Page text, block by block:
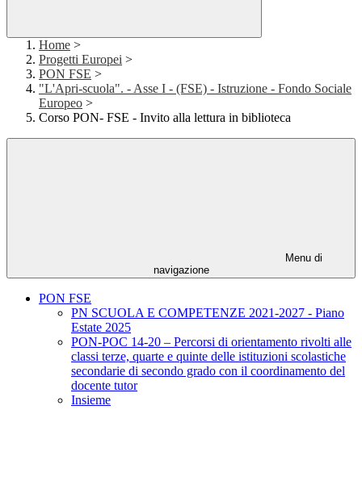
Home >
Progetti Europei >
PON FSE >
"L'Apri-scuola". - Asse I - (FSE) - Istruzione - Fondo Sociale
Europeo >
Corso PON- FSE - Invito alla lettura in biblioteca
Menu di
navigazione
PON FSE
PN SCUOLA E COMPETENZE 2021-2027 - Piano
Estate 2025
PON-POC 14-20 – Percorsi di orientamento rivolti alle
classi terze, quarte e quinte delle istituzioni scolastiche
secondarie di secondo grado con il coordinamento del
docente tutor
Insieme